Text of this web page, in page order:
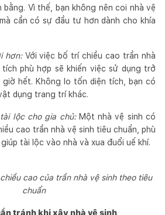
Vì thế, bạn không nên coi nhà vệ
cần có sự đầu tư hơn dành cho khía
hơn: Với việc bố trí chiều cao trần nhà
phù hợp sẽ khiến việc sử dụng trở
giờ hết. Không lo tốn diện tích, bạn có
dụng trang trí khác.
lộc cho gia chủ:Một nhà vệ sinh có
cao trần nhà vệ sinh tiêu chuẩn, phù
tài lộc vào nhà và xua đuổi uế khí.
cao của trần nhà vệ sinh theo tiêu
chuẩn
tránh khi xây nhà vệ sinh